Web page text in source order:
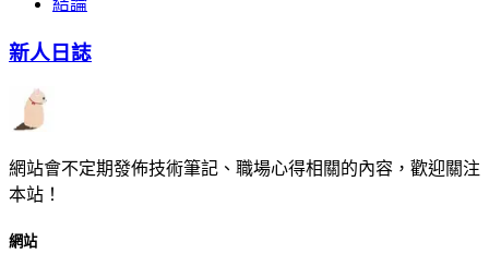
結論
新人日誌
網站會不定期發佈技術筆記、職場心得相關的內容，歡迎關注
本站！
網站